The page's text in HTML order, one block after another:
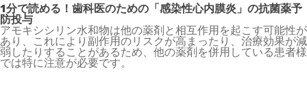
1分で読める！歯科医のための「感染性心内膜炎」の抗菌薬予
防投与
アモキシシリン水和物は他の薬剤と相互作用を起こす可能性が
あり、これにより副作用のリスクが高まったり、治療効果が減
弱したりすることがあるため、他の薬剤を併用している患者様
では特に注意が必要です。